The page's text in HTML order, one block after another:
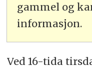
gammel og
informasjon.
Ved 16-tida